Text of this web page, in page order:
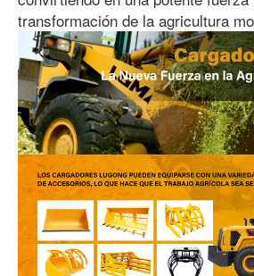
transformación de la agricultura